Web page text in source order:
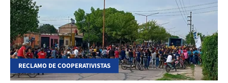
RECLAMO DE COOPERATIVISTAS